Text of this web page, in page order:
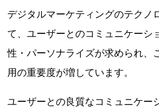
デジタルマーケティングのテクノ
て、ユーザーとのコミュニケーシ
性・パーソナライズが求められ、
用の重要度が増しています。
ユーザーとの良質なコミュニケー